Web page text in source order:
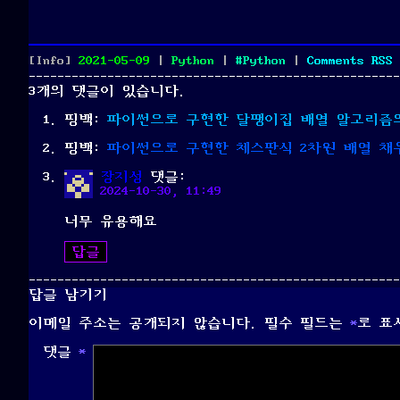
[Info] Posted
on
2021-05-09 Categories
Python Tags
Python Comments RSS
3개의 댓글이 있습니다.
핑백: 파이썬으로 구현한 달팽이집 배열 알고리즘
핑백: 파이썬으로 구현한 체스판식 2차원 배열 채
장지성
댓글:
2024-10-30, 11:49
너무 유용해요
답글
답글 남기기
이메일 주소는 공개되지 않습니다.
필수 필드는 *로 표
댓글 *